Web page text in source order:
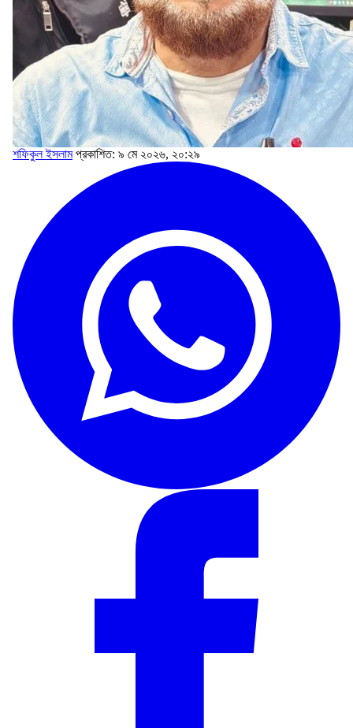
শফিকুল ইসলাম প্রকাশিত: ৯ মে ২০২৬, ২০:২৯